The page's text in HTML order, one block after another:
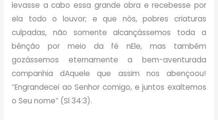
levasse a cabo essa grande obra e recebesse por
ela todo o louvor; e que nós, pobres criaturas
culpadas, não somente alcançássemos toda a
bênção por meio da fé nEle, mas também
gozássemos eternamente a bem-aventurada
companhia dAquele que assim nos abençoou!
“Engrandecei ao Senhor comigo, e juntos exaltemos
o Seu nome” (Sl 34:3).